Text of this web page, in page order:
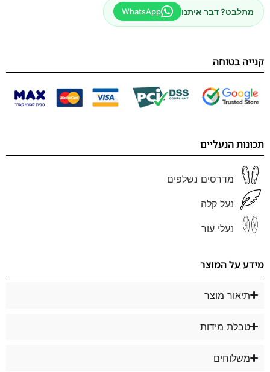
מתלבט? דבר איתנו WhatsApp
קנייה בטוחה
תכונות הנעליים
מדרסים נשלפים
נעל קלה
נעלי עור
מידע על המוצר
תיאור מוצר
טבלת מידות
משלוחים